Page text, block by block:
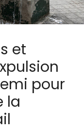
et
pour
la